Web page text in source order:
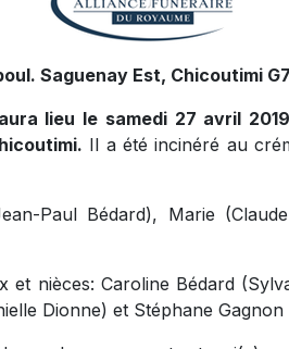
Saguenay Est, Chicoutimi
lieu le samedi 27 avril
Il a été incinéré au
Paul Bédard), Marie
et nièces: Caroline Bédard
Dionne) et Stéphane